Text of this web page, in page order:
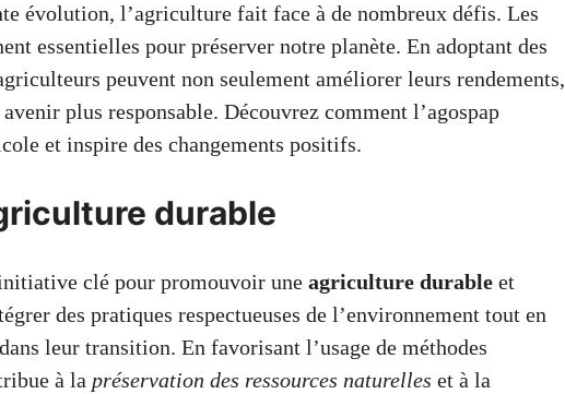
évolution, l’agriculture fait face à de nombreux défis. Les
essentielles pour préserver notre planète. En adoptant des
peuvent non seulement améliorer leurs rendements,
plus responsable. Découvrez comment l’agospap
et inspire des changements positifs.
durable
initiative clé pour promouvoir une agriculture durable et
des pratiques respectueuses de l’environnement tout en
leur transition. En favorisant l’usage de méthodes
à la préservation des ressources naturelles et à la